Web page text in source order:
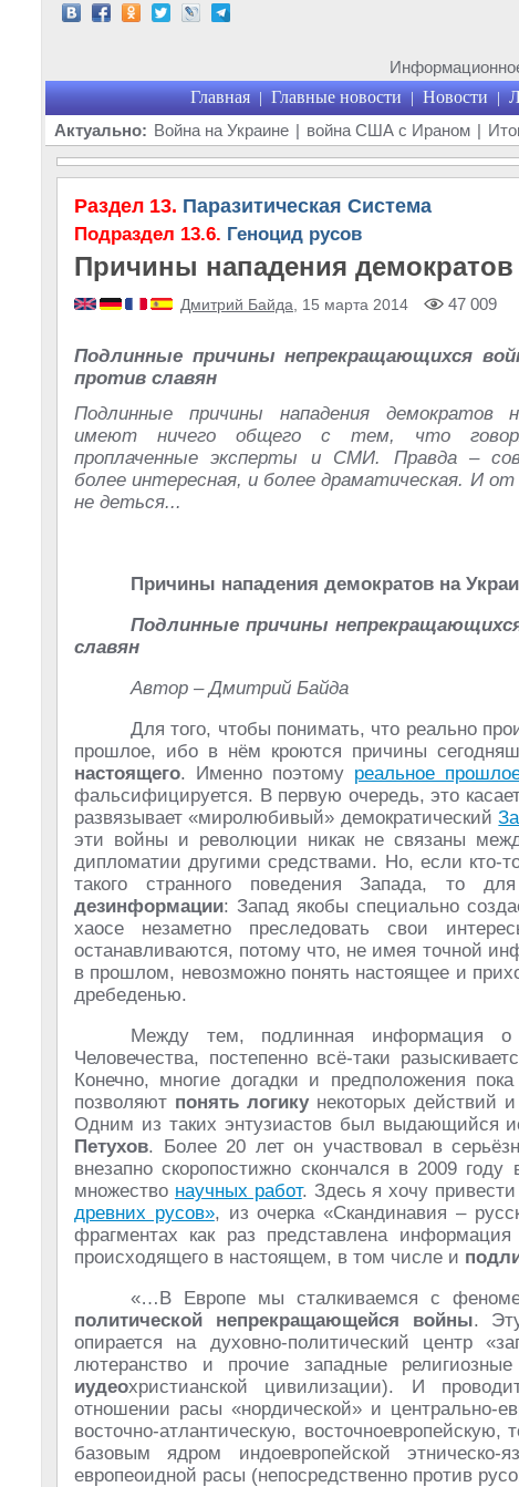
Главная | Главные новости | Новости |
Актуально: Война на Украине | война США с Ираном |
Раздел 13. Паразитическая Система
Подраздел 13.6. Геноцид русов
Причины нападения демократов
Дмитрий Байда , 15 марта 2014 47 009
Подлинные причины непрекращающихся
против славян
Подлинные причины нападения демократов
имеют ничего общего с тем, что
проплаченные эксперты и СМИ. Правда –
более интересная, и более драматическая. И от
не деться...
Причины нападения демократов на
Подлинные причины
славян
Автор – Дмитрий Байда
Для того, чтобы понимать, что реально
прошлое, ибо в нём кроются причины
настоящего. Именно поэтому реальное
фальсифицируется. В первую очередь, это
развязывает «миролюбивый» демократический
эти войны и революции никак не связаны
дипломатии другими средствами. Но, если кто-
такого странного поведения Запада, то
дезинформации: Запад якобы специально
хаосе незаметно преследовать свои
останавливаются, потому что, не имея точной
в прошлом, невозможно понять настоящее и
дребеденью.
Между тем, подлинная информация о
Человечества, постепенно всё-таки
Конечно, многие догадки и предположения
позволяют понять логикунекоторых действий
Одним из таких энтузиастов был выдающийся
Петухов. Более 20 лет он участвовал в
внезапно скоропостижно скончался в 2009
множество научных работ. Здесь я хочу
древних русов», из очерка «Скандинавия –
фрагментах как раз представлена
происходящего в настоящем, в том числе и
«…В Европе мы сталкиваемся с
политической непрекращающейся войны.
опирается на духовно-политический центр
лютеранство и прочие западные
иудеохристианской цивилизации). И
отношении расы «нордической» и центрально-
восточно-атлантическую,
базовым ядром индоевропейской этническо-
европеоидной расы (непосредственно против